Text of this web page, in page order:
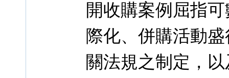
開收購案例屈指
際化、併購活動
關法規之制定，